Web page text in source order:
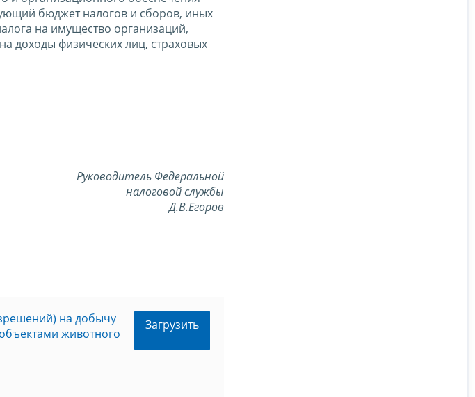
бюджет налогов и сборов, иных
на имущество организаций,
доходы физических лиц, страховых
Руководитель Федеральной
налоговой службы
Д.В.Егоров
на добычу
животного
Загрузить